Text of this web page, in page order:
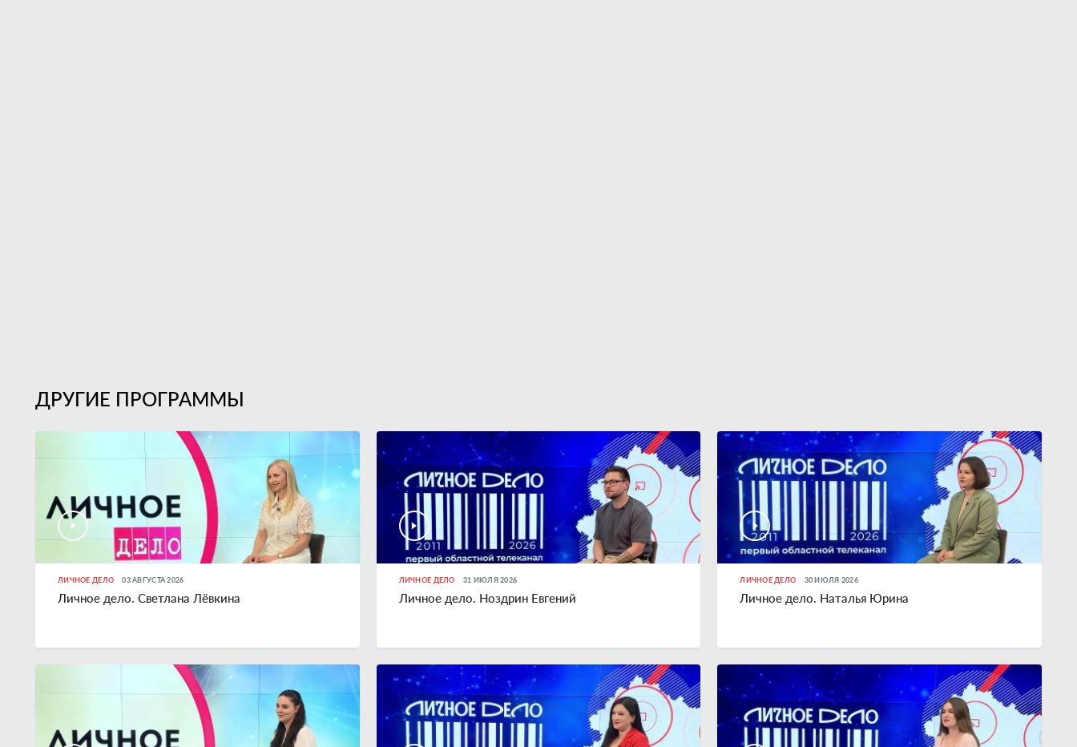
ДРУГИЕ ПРОГРАММЫ
ЛИЧНОЕ ДЕЛО 03 АВГУСТА 2026
Личное дело. Светлана Лёвкина
ЛИЧНОЕ ДЕЛО 31 ИЮЛЯ 2026
Личное дело. Ноздрин Евгений
ЛИЧНОЕ ДЕЛО 30 ИЮЛЯ 2026
Личное дело. Наталья Юрина